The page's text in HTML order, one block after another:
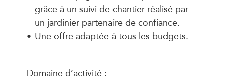
grâce à un suivi de chantier réalisé par
un jardinier partenaire de confiance.
Une offre adaptée à tous les budgets.
Domaine d’activité :